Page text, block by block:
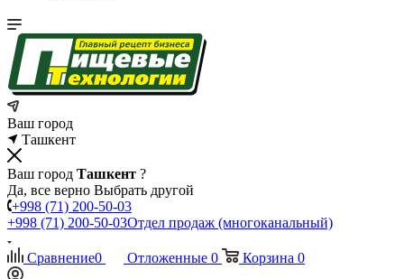
Ваш город
Ташкент
Ваш город Ташкент ?
Да, все верно Выбрать другой
+998 (71) 200-50-03
+998 (71) 200-50-03Отдел продаж (многоканальный)
Сравнение0 Отложенные 0 Корзина 0